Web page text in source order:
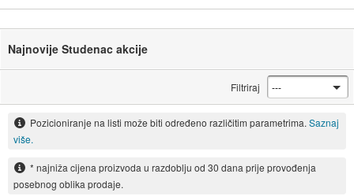
Najnovije Studenac akcije
Filtriraj
Pozicioniranje na listi može biti određeno različitim parametrima. Saznaj
više.
* najniža cijena proizvoda u razdoblju od 30 dana prije provođenja
posebnog oblika prodaje.